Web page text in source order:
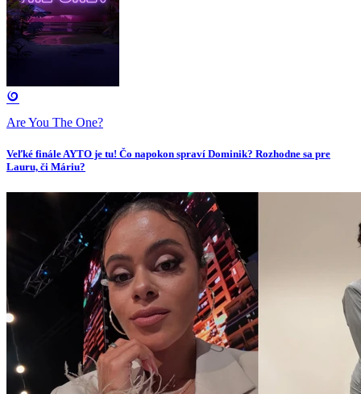
Are You The One?
Veľké finále AYTO je tu! Čo napokon spraví Dominik? Rozhodne sa pre
Lauru, či Máriu?